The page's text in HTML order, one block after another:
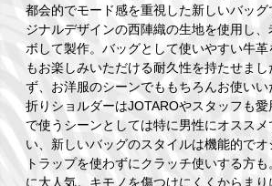
都会的でモード感を重視した新しいバッグ
ジナルデザインの西陣織の生地を使用し
ボして製作。バッグとして使いやすい牛
もお楽しみいただける耐久性を持たせま
ず、お洋服のシーンでももちろんお使い
折りショルダーはJOTAROやスタッフも
で使うシーンとしては特に男性にオスス
い、新しいバッグのスタイルは機能的で
トラップを使わずにクラッチ使いする方
に大人気。キモノを傷つけにくくからま